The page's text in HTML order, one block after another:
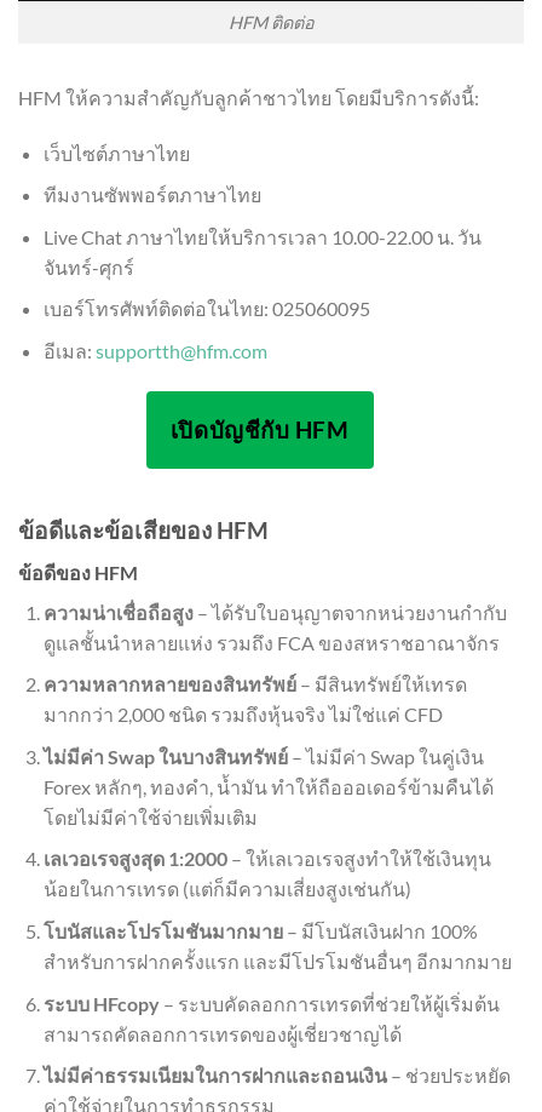
HFM ติดต่อ
HFM ให้ความสำคัญกับลูกค้าชาวไทย โดยมีบริการดังนี้:
เว็บไซต์ภาษาไทย
ทีมงานซัพพอร์ตภาษาไทย
Live Chat ภาษาไทยให้บริการเวลา 10.00-22.00 น. วัน
จันทร์-ศุกร์
เบอร์โทรศัพท์ติดต่อในไทย: 025060095
อีเมล: supportth@hfm.com
เปิดบัญชีกับ HFM
ข้อดีและข้อเสียของ HFM
ข้อดีของ HFM
ความน่าเชื่อถือสูง– ได้รับใบอนุญาตจากหน่วยงานกำกับ
ดูแลชั้นนำหลายแห่ง รวมถึง FCA ของสหราชอาณาจักร
ความหลากหลายของสินทรัพย์– มีสินทรัพย์ให้เทรด
มากกว่า 2,000 ชนิด รวมถึงหุ้นจริง ไม่ใช่แค่ CFD
ไม่มีค่า Swap ในบางสินทรัพย์– ไม่มีค่า Swap ในคู่เงิน
Forex หลักๆ, ทองคำ, น้ำมัน ทำให้ถือออเดอร์ข้ามคืนได้
โดยไม่มีค่าใช้จ่ายเพิ่มเติม
เลเวอเรจสูงสุด 1:2000– ให้เลเวอเรจสูงทำให้ใช้เงินทุน
น้อยในการเทรด (แต่ก็มีความเสี่ยงสูงเช่นกัน)
โบนัสและโปรโมชันมากมาย– มีโบนัสเงินฝาก 100%
สำหรับการฝากครั้งแรก และมีโปรโมชันอื่นๆ อีกมากมาย
ระบบ HFcopy– ระบบคัดลอกการเทรดที่ช่วยให้ผู้เริ่มต้น
สามารถคัดลอกการเทรดของผู้เชี่ยวชาญได้
ไม่มีค่าธรรมเนียมในการฝากและถอนเงิน– ช่วยประหยัด
ค่าใช้จ่ายในการทำธุรกรรม